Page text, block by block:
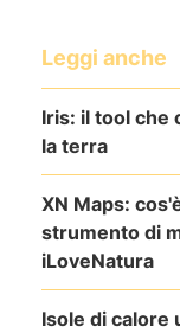
Leggi anche
Iris: il tool che
la terra
XN Maps:
strumento di
iLoveNatura
Isole di calore